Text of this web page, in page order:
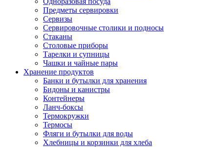
Предметы сервировки
Сервизы
Сервировочные столики и подносы
Стаканы
Столовые приборы
Тарелки и супницы
Чашки и чайные пары
Хранение продуктов
Банки и бутылки для хранения
Бидоны и канистры
Контейнеры
Ланч-боксы
Термокружки
Термосы
Фляги и бутылки для воды
Хлебницы и корзинки для хлеба